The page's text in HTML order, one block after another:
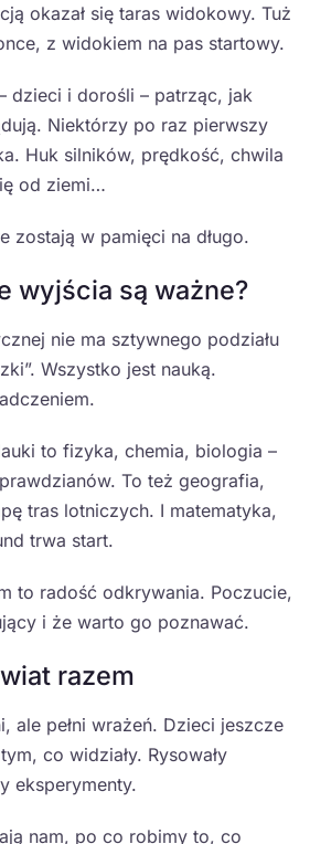
okazał się taras widokowy. Tuż
z widokiem na pas startowy.
dzieci i dorośli – patrząc, jak
Niektórzy po raz pierwszy
Huk silników, prędkość, chwila
od ziemi…
zostają w pamięci na długo.
wyjścia są ważne?
nie ma sztywnego podziału
Wszystko jest nauką.
to fizyka, chemia, biologia –
To też geografia,
tras lotniczych. I matematyka,
trwa start.
to radość odkrywania. Poczucie,
i że warto go poznawać.
razem
ale pełni wrażeń. Dzieci jeszcze
co widziały. Rysowały
eksperymenty.
nam, po co robimy to, co